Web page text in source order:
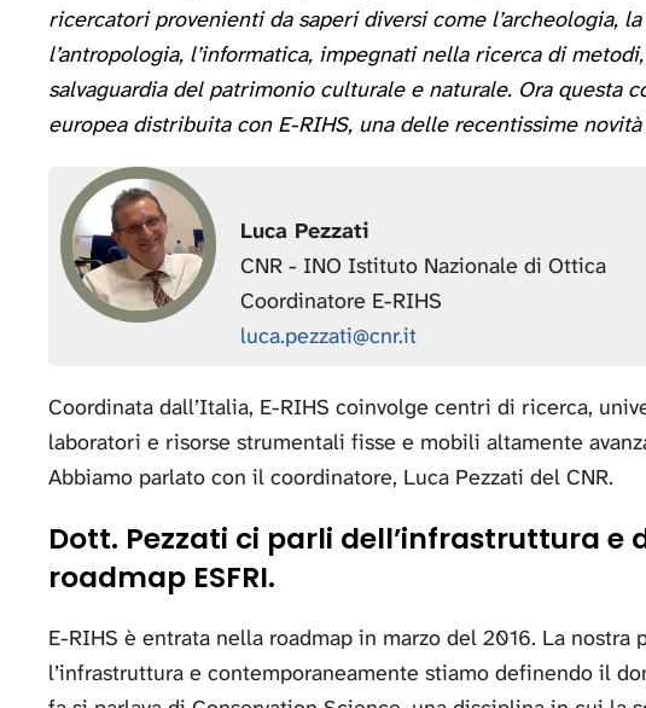
ricercatori provenienti da saperi diversi come l’archeologia,
l’antropologia, l’informatica, impegnati nella ricerca di
salvaguardia del patrimonio culturale e naturale. Ora questa
europea distribuita con E-RIHS, una delle recentissime novità
Luca Pezzati
CNR - INO Istituto Nazionale di Ottica
Coordinatore E-RIHS
luca.pezzati@cnr.it
Coordinata dall’Italia, E-RIHS coinvolge centri di ricerca,
laboratori e risorse strumentali fisse e mobili altamente
Abbiamo parlato con il coordinatore, Luca Pezzati del CNR.
Dott. Pezzati ci parli dell’infrastruttura e
roadmap ESFRI.
E-RIHS è entrata nella roadmap in marzo del 2016. La
l’infrastruttura e contemporaneamente stiamo definendo il